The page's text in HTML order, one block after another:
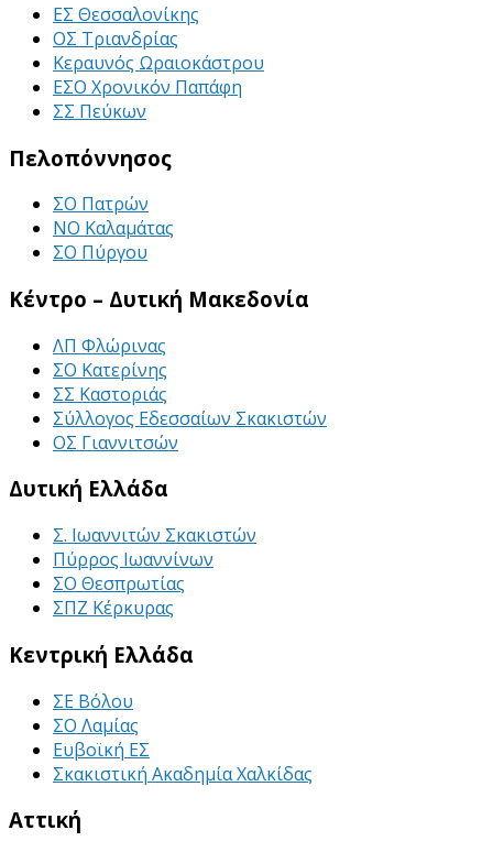
ΕΣ Θεσσαλονίκης
ΟΣ Τριανδρίας
Κεραυνός Ωραιοκάστρου
ΕΣΟ Χρονικόν Παπάφη
ΣΣ Πεύκων
Πελοπόννησος
ΣΟ Πατρών
ΝΟ Καλαμάτας
ΣΟ Πύργου
Κέντρο – Δυτική Μακεδονία
ΛΠ Φλώρινας
ΣΟ Κατερίνης
ΣΣ Καστοριάς
Σύλλογος Εδεσσαίων Σκακιστών
ΟΣ Γιαννιτσών
Δυτική Ελλάδα
Σ. Ιωαννιτών Σκακιστών
Πύρρος Ιωαννίνων
ΣΟ Θεσπρωτίας
ΣΠΖ Κέρκυρας
Κεντρική Ελλάδα
ΣΕ Βόλου
ΣΟ Λαμίας
Ευβοϊκή ΕΣ
Σκακιστική Ακαδημία Χαλκίδας
Αττική